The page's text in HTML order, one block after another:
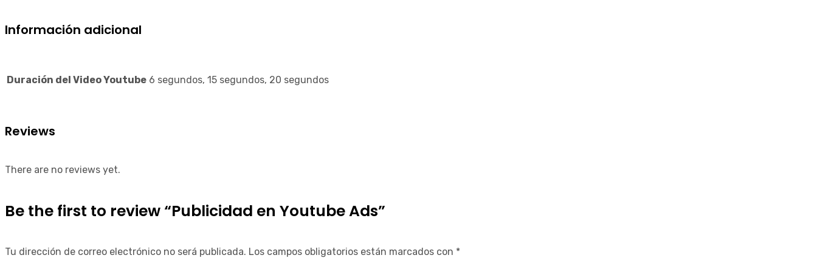
Información adicional
Duración del Video Youtube 6 segundos, 15 segundos, 20 segundos
Reviews
There are no reviews yet.
Be the first to review “Publicidad en Youtube Ads”
Tu dirección de correo electrónico no será publicada. Los campos obligatorios están marcados con *